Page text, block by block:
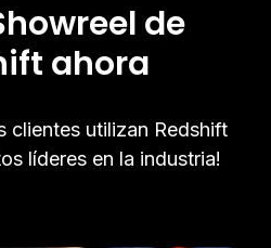
de
ahora
clientes utilizan Redshift
líderes en la industria!